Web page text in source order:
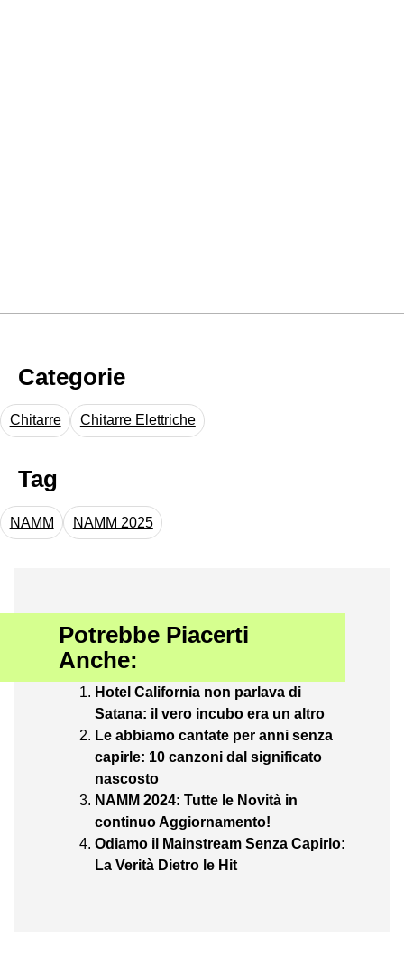
Categorie
Chitarre Chitarre Elettriche
Tag
NAMM NAMM 2025
Potrebbe Piacerti
Anche:
Hotel California non parlava di
Satana: il vero incubo era un altro
Le abbiamo cantate per anni senza
capirle: 10 canzoni dal significato
nascosto
NAMM 2024: Tutte le Novità in
continuo Aggiornamento!
Odiamo il Mainstream Senza Capirlo:
La Verità Dietro le Hit